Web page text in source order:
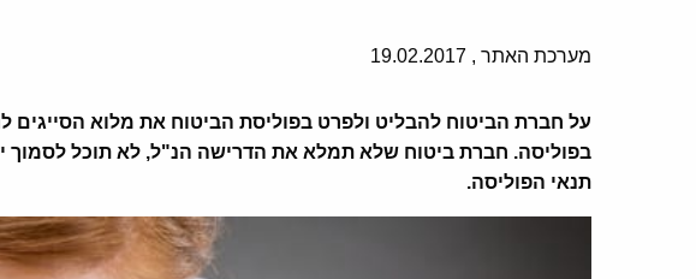
מערכת האתר , 19.02.2017
על חברת הביטוח להבליט ולפרט בפוליסת הביטוח את מלוא הסייגים
בפוליסה. חברת ביטוח שלא תמלא את הדרישה הנ"ל, לא תוכל לסמוך
תנאי הפוליסה.